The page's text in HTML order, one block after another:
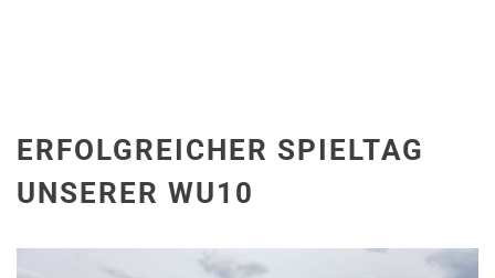
ERFOLGREICHER SPIELTAG
UNSERER WU10